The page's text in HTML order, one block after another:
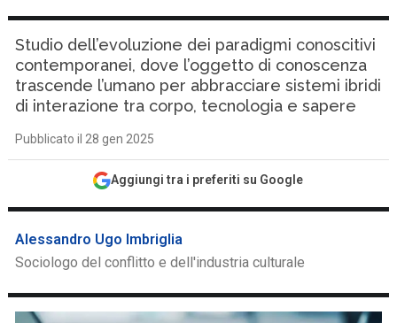
Studio dell’evoluzione dei paradigmi conoscitivi
contemporanei, dove l’oggetto di conoscenza
trascende l’umano per abbracciare sistemi ibridi
di interazione tra corpo, tecnologia e sapere
Pubblicato il 28 gen 2025
Aggiungi tra i preferiti su Google
Alessandro Ugo Imbriglia
Sociologo del conflitto e dell'industria culturale